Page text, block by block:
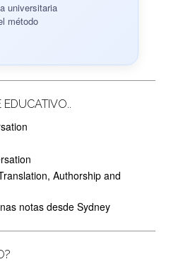
universitaria
método
Authorship and
notas desde Sydney